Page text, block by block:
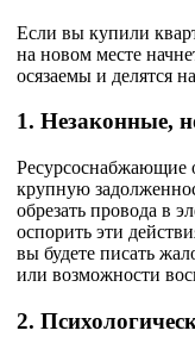
Если вы купили
на новом месте
осязаемы и делятся
1. Незаконные,
Ресурсоснабжающие
крупную
обрезать провода в
оспорить эти
вы будете писать
или возможности
2.